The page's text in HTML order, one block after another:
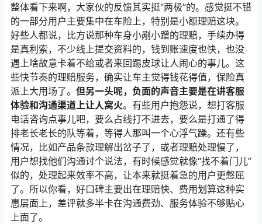
整体看下来啊，大家伙的反馈其实挺“两极”的。感觉挺不错
的一部分用户主要集中在车险上，特别是小额理赔这块。
好些人都说，比方说那种车身小剐小蹭的理赔，手续办得
是真利索，不少线上提交资料的，钱到账速度也快，也没
遇上啥故意卡着不给或者来回踢皮球让人闹心的事儿。这
些快节奏的理赔服务，确实让车主觉得钱花得值，保险真
派上大用场了。 但另一头呢，负面的声音主要是在讲客服
体验和沟通渠道上让人窝火。有些用户抱怨说，想打客服
电话咨询点事儿吧，要么占线打不进去，要么是打通了得
排老长老长的队等着，等得人那叫一个心浮气躁。还有些
情况，比如产品条款理解出岔子了，或者理赔处理慢了，
用户想找他们沟通讨个说法，有时候感觉就像“找不着门儿”
似的，处理起来效率不高，让本来就挺着急的用户更憋屈
了。所以你看，好口碑主要出在理赔快、费用划算这种实
惠层面上，差评就多半卡在沟通费劲、服务体验不够贴心
上面了。